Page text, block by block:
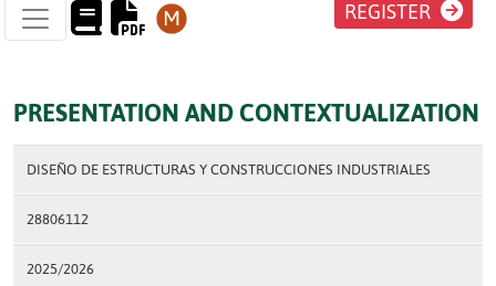
REGISTER
PRESENTATION AND CONTEXTUALIZATION
DISEÑO DE ESTRUCTURAS Y CONSTRUCCIONES INDUSTRIALES
28806112
2025/2026